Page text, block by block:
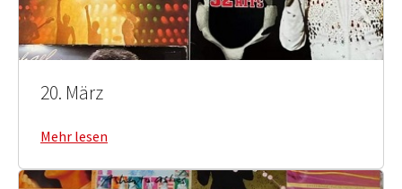
20. März
Mehr lesen